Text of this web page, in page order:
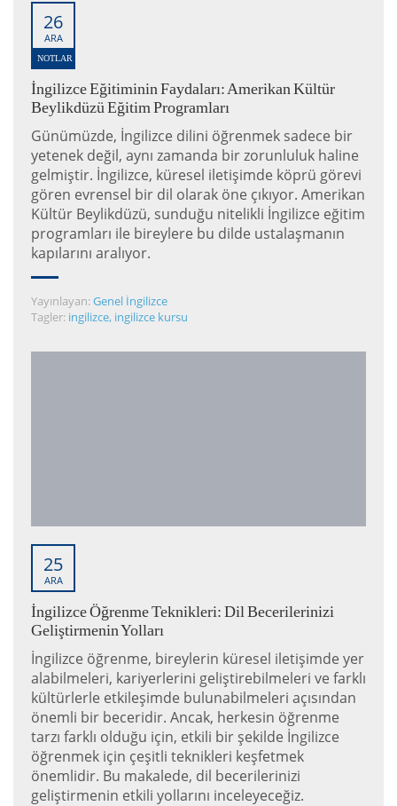
26
ARA
NOTLAR
İngilizce Eğitiminin Faydaları: Amerikan Kültür
Beylikdüzü Eğitim Programları
Günümüzde, İngilizce dilini öğrenmek sadece bir
yetenek değil, aynı zamanda bir zorunluluk haline
gelmiştir. İngilizce, küresel iletişimde köprü görevi
gören evrensel bir dil olarak öne çıkıyor. Amerikan
Kültür Beylikdüzü, sunduğu nitelikli İngilizce eğitim
programları ile bireylere bu dilde ustalaşmanın
kapılarını aralıyor.
Yayınlayan: Genel İngilizce
Tagler: ingilizce, ingilizce kursu
25
ARA
İngilizce Öğrenme Teknikleri: Dil Becerilerinizi
Geliştirmenin Yolları
İngilizce öğrenme, bireylerin küresel iletişimde yer
alabilmeleri, kariyerlerini geliştirebilmeleri ve farklı
kültürlerle etkileşimde bulunabilmeleri açısından
önemli bir beceridir. Ancak, herkesin öğrenme
tarzı farklı olduğu için, etkili bir şekilde İngilizce
öğrenmek için çeşitli teknikleri keşfetmek
önemlidir. Bu makalede, dil becerilerinizi
geliştirmenin etkili yollarını inceleyeceğiz.